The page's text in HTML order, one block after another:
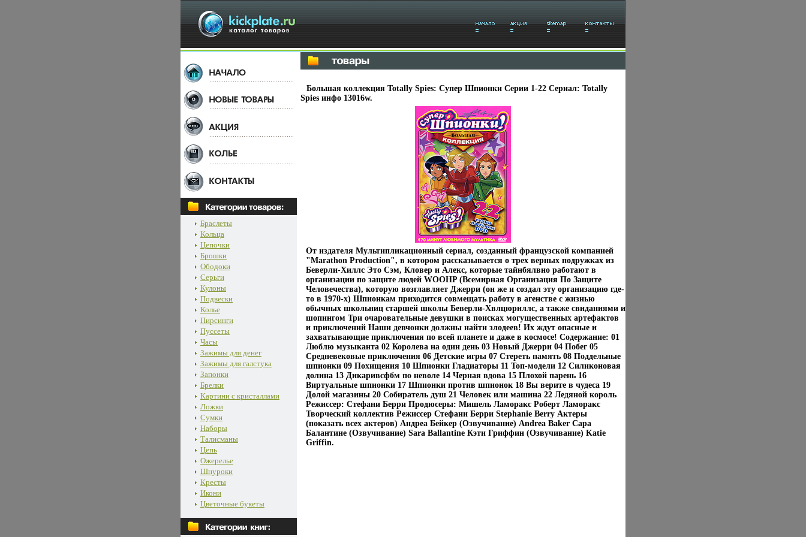
Браслеты
Кольца
Цепочки
Брошки
Ободоки
Серьги
Кулоны
Подвески
Колье
Пирсинги
Пуссеты
Часы
Зажимы для денег
Зажимы для галстука
Запонки
Брелки
Картини с кристаллами
Ложки
Сумки
Наборы
Талисманы
Цепь
Ожерелье
Шнуроки
Кресты
Икони
Цветочные букеты
Большая коллекция Totally Spies: Супер Шпионки Серии 1-22 Сериал: Totally
Spies инфо 13016w.
От издателя Мультипликационный сериал, созданный французской компанией
"Marathon Production", в котором рассказывается о трех верных подружках из
Беверли-Хиллс Это Сэм, Кловер и Алекс, которые тайнбялвно работают в
организации по защите людей WOOHP (Всемирная Организация По Защите
Человечества), которую возглавляет Джерри (он же и создал эту организацию где-
то в 1970-х) Шпионкам приходится совмещать работу в агенстве с жизнью
обычных школьниц старшей школы Беверли-Хвлцюриллс, а также свиданиями и
шопингом Три очаровательные девушки в поисках могущественных артефактов
и приключений Наши девчонки должны найти злодеев! Их ждут опасные и
захватывающие приключения по всей планете и даже в космосе! Содержание: 01
Люблю музыканта 02 Королева на один день 03 Новый Джерри 04 Побег 05
Средневековые приключения 06 Детские игры 07 Стереть память 08 Поддельные
шпионки 09 Похищения 10 Шпионки Гладиаторы 11 Топ-модели 12 Силиконовая
долина 13 Дикаривсфбм по неволе 14 Черная вдова 15 Плохой парень 16
Виртуальные шпионки 17 Шпионки против шпионок 18 Вы верите в чудеса 19
Долой магазины 20 Собиратель душ 21 Человек или машина 22 Ледяной король
Режиссер: Стефани Берри Продюсеры: Мишель Ламоракс Роберт Ламоракс
Творческий коллектив Режиссер Стефани Берри Stephanie Berry Актеры
(показать всех актеров) Андреа Бейкер (Озвучивание) Andrea Baker Сара
Балантине (Озвучивание) Sara Ballantine Кэти Гриффин (Озвучивание) Katie
Griffin.